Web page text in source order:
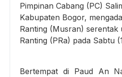
Pimpinan Cabang (PC)
Kabupaten Bogor,
Ranting (Musran) serentak
Ranting (PRa) pada Sabtu
Bertempat di Paud An